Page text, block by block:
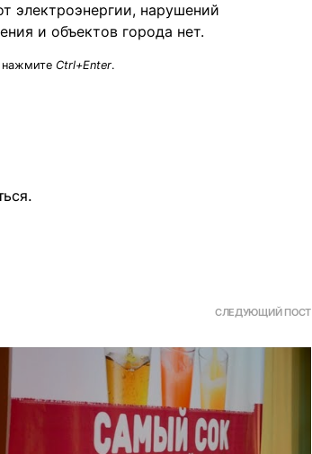
электроэнергии, нарушений
и объектов города нет.
нажмите Ctrl+Enter.
.
СЛЕДУЮЩИЙ ПОСТ